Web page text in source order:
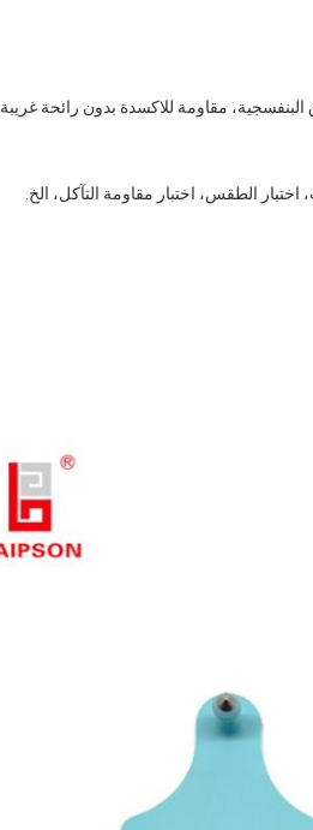
مقاومة للاكسدة بدون رائحة غريبة.
الطقس، اختبار مقاومة التآكل، الخ.